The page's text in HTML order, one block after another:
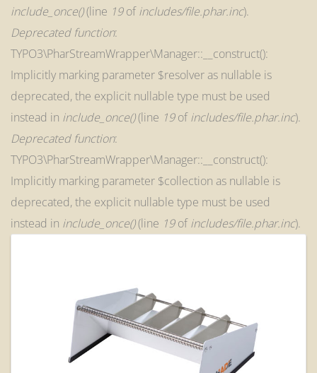
include_once()(line 19ofincludes/file.phar.inc).
Deprecated function:
TYPO3\PharStreamWrapper\Manager::__construct():
Implicitly marking parameter $resolver as nullable is
deprecated, the explicit nullable type must be used
instead in include_once()(line 19ofincludes/file.phar.inc).
Deprecated function:
TYPO3\PharStreamWrapper\Manager::__construct():
Implicitly marking parameter $collection as nullable is
deprecated, the explicit nullable type must be used
instead in include_once()(line 19ofincludes/file.phar.inc).